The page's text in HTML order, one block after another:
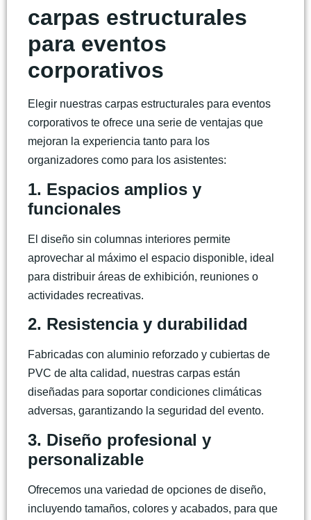
carpas estructurales
para eventos
corporativos
Elegir nuestrascarpas estructurales para eventos
corporativos te ofrece una serie de ventajas que
mejoran la experiencia tanto para los
organizadores como para los asistentes:
1. Espacios amplios y
funcionales
El diseño sin columnas interiores permite
aprovechar al máximo el espacio disponible, ideal
para distribuir áreas de exhibición, reuniones o
actividades recreativas.
2. Resistencia y durabilidad
Fabricadas con aluminio reforzado y cubiertas de
PVC de alta calidad, nuestras carpas están
diseñadas para soportar condiciones climáticas
adversas, garantizando la seguridad del evento.
3. Diseño profesional y
personalizable
Ofrecemos una variedad de opciones de diseño,
incluyendo tamaños, colores y acabados, para que